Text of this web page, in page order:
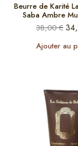
Beurre de Karité
Saba Ambre
38,00€
Ajouter au